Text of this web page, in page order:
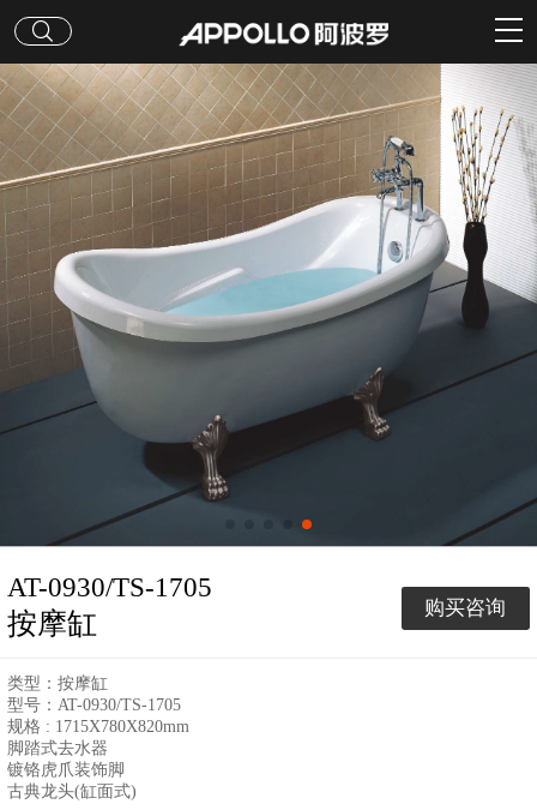
AT-0930/TS-1705
按摩缸 购买咨询
类型：按摩缸
型号：AT-0930/TS-1705
规格 : 1715X780X820mm
脚踏式去水器
镀铬虎爪装饰脚
古典龙头(缸面式)